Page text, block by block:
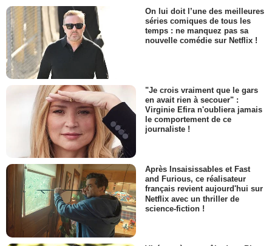
On lui doit l’une des meilleures
séries comiques de tous les
temps : ne manquez pas sa
nouvelle comédie sur Netflix !
"Je crois vraiment que le gars
en avait rien à secouer" :
Virginie Efira n'oubliera jamais
le comportement de ce
journaliste !
Après Insaisissables et Fast
and Furious, ce réalisateur
français revient aujourd'hui sur
Netflix avec un thriller de
science-fiction !